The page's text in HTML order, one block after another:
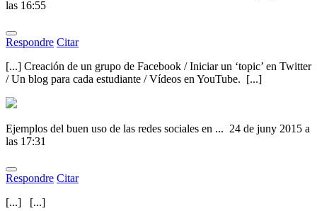
las 16:55
Respondre Citar
[...] Creación de un grupo de Facebook / Iniciar un ‘topic’ en Twitter
/ Un blog para cada estudiante / Vídeos en YouTube. [...]
Ejemplos del buen uso de las redes sociales en ... 24 de juny 2015 a
las 17:31
Respondre Citar
[...] [...]